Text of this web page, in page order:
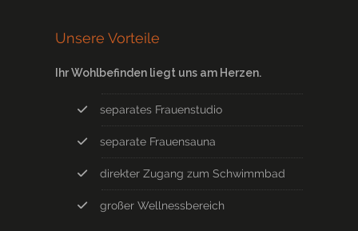
Unsere Vorteile
Ihr Wohlbefinden liegt uns am Herzen.
separates Frauenstudio
separate Frauensauna
direkter Zugang zum Schwimmbad
großer Wellnessbereich